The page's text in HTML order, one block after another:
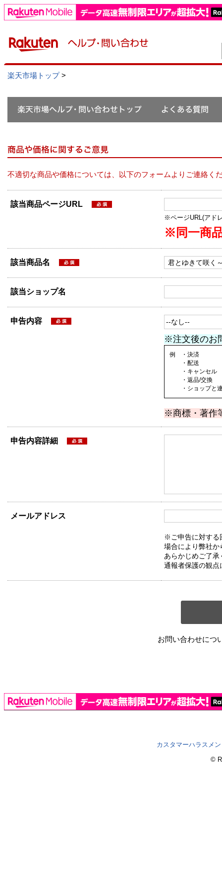
楽天市場トップ>
不適切な商品や価格については、以下のフォームよりご連絡く
該当商品ページURL
※ページURL(アド
※同一商
該当商品名
該当ショップ名
申告内容
※注文後のお
例 ・決済
・配送
・キャンセル
・返品/交換
・ショップと連
※商標・著作
申告内容詳細
メールアドレス
※ご申告に対する
場合により弊社か
あらかじめご了承
通報者保護の観点
お問い合わせにつ
カスタマーハラスメ
©